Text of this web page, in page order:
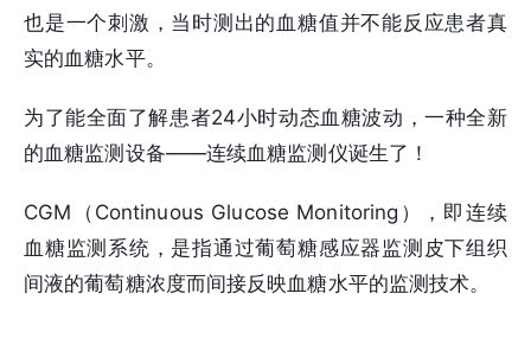
也是一个刺激，当时测出的血糖值并不能反应患者真
实的血糖水平。
为了能全面了解患者24小时动态血糖波动，一种全新
的血糖监测设备——连续血糖监测仪诞生了！
CGM（Continuous Glucose Monitoring），即连续
血糖监测系统，是指通过葡萄糖感应器监测皮下组织
间液的葡萄糖浓度而间接反映血糖水平的监测技术。